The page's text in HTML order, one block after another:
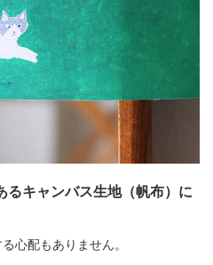
るキャンバス生地（帆布）に
心配もありません。